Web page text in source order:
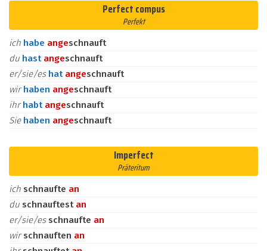
Perfect compus
Perfekt
ich habe angeschnauft
du hast angeschnauft
er/sie/es hat angeschnauft
wirhaben angeschnauft
ihrhabt angeschnauft
Sie haben angeschnauft
Imperfect
Präteritum
ich schnaufte an
du schnauftest an
er/sie/es schnaufte an
wirschnauften an